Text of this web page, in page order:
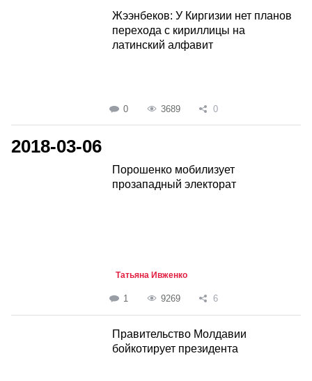
Жээнбеков: У Киргизии нет планов
перехода с кириллицы на
латинский алфавит
0 3689 0
2018-03-06
Порошенко мобилизует
прозападный электорат
Татьяна Ивженко
1 9269 6
Правительство Молдавии
бойкотирует президента